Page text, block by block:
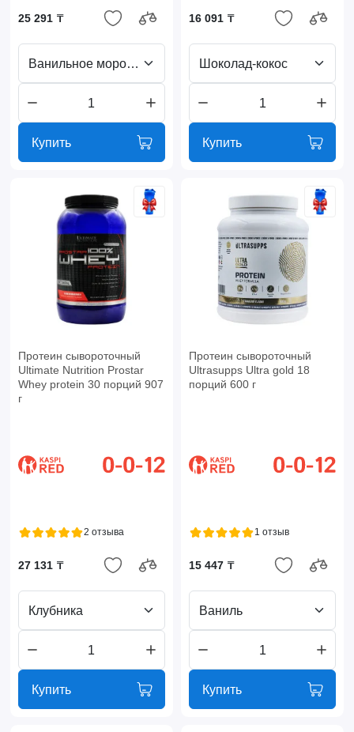
25 291 ₸
Ванильное мороженое
Купить
16 091 ₸
Шоколад-кокос
Купить
Протеин сывороточный
Ultimate Nutrition Prostar
Whey protein 30 порций 907
г
2 отзыва
27 131 ₸
Клубника
Купить
Протеин сывороточный
Ultrasupps Ultra gold 18
порций 600 г
1 отзыв
15 447 ₸
Ваниль
Купить